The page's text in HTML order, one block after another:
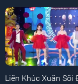
Liên Khúc Xuân Sôi